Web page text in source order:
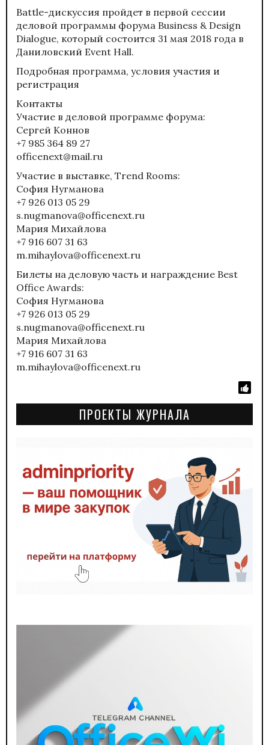
Battle-дискуссия пройдет в первой сессии
деловой программы форума Business & Design
Dialogue, который состоится 31 мая 2018 года в
Даниловский Event Hall.
Подробная программа, условия участия и
регистрация
Контакты
Участие в деловой программе форума:
Сергей Коннов
+7 985 364 89 27
officenext@mail.ru
Участие в выставке, Trend Rooms:
София Нугманова
+7 926 013 05 29
s.nugmanova@offiсenext.ru
Мария Михайлова
+7 916 607 31 63
m.mihaylova@officenext.ru
Билеты на деловую часть и награждение Best
Office Awards:
София Нугманова
+7 926 013 05 29
s.nugmanova@offiсenext.ru
Мария Михайлова
+7 916 607 31 63
m.mihaylova@officenext.ru
ПРОЕКТЫ ЖУРНАЛА